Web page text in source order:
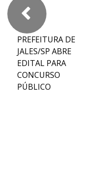
PREFEITURA DE
JALES/SP ABRE
EDITAL PARA
CONCURSO
PÚBLICO